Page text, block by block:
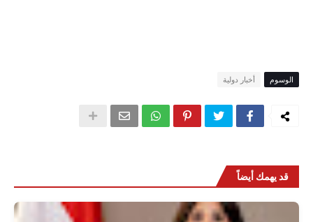
الوسوم أخبار دولية
قد يهمك أيضاً